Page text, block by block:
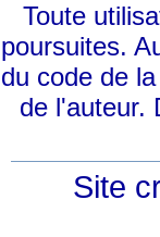
Toute
poursuites.
du code de
de l'auteur.
Site